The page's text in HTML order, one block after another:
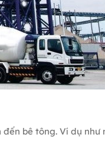
bê tông. Ví dụ như